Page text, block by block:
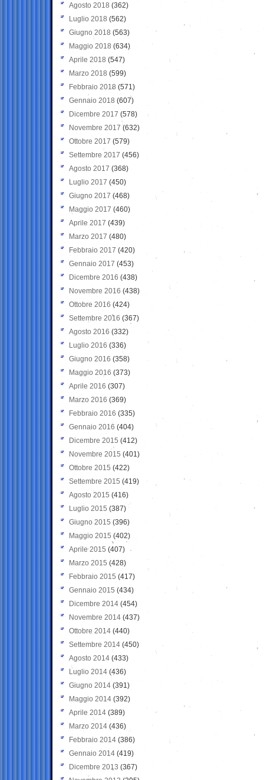
Agosto 2018 (362)
Luglio 2018 (562)
Giugno 2018 (563)
Maggio 2018 (634)
Aprile 2018 (547)
Marzo 2018 (599)
Febbraio 2018 (571)
Gennaio 2018 (607)
Dicembre 2017 (578)
Novembre 2017 (632)
Ottobre 2017 (579)
Settembre 2017 (456)
Agosto 2017 (368)
Luglio 2017 (450)
Giugno 2017 (468)
Maggio 2017 (460)
Aprile 2017 (439)
Marzo 2017 (480)
Febbraio 2017 (420)
Gennaio 2017 (453)
Dicembre 2016 (438)
Novembre 2016 (438)
Ottobre 2016 (424)
Settembre 2016 (367)
Agosto 2016 (332)
Luglio 2016 (336)
Giugno 2016 (358)
Maggio 2016 (373)
Aprile 2016 (307)
Marzo 2016 (369)
Febbraio 2016 (335)
Gennaio 2016 (404)
Dicembre 2015 (412)
Novembre 2015 (401)
Ottobre 2015 (422)
Settembre 2015 (419)
Agosto 2015 (416)
Luglio 2015 (387)
Giugno 2015 (396)
Maggio 2015 (402)
Aprile 2015 (407)
Marzo 2015 (428)
Febbraio 2015 (417)
Gennaio 2015 (434)
Dicembre 2014 (454)
Novembre 2014 (437)
Ottobre 2014 (440)
Settembre 2014 (450)
Agosto 2014 (433)
Luglio 2014 (436)
Giugno 2014 (391)
Maggio 2014 (392)
Aprile 2014 (389)
Marzo 2014 (436)
Febbraio 2014 (386)
Gennaio 2014 (419)
Dicembre 2013 (367)